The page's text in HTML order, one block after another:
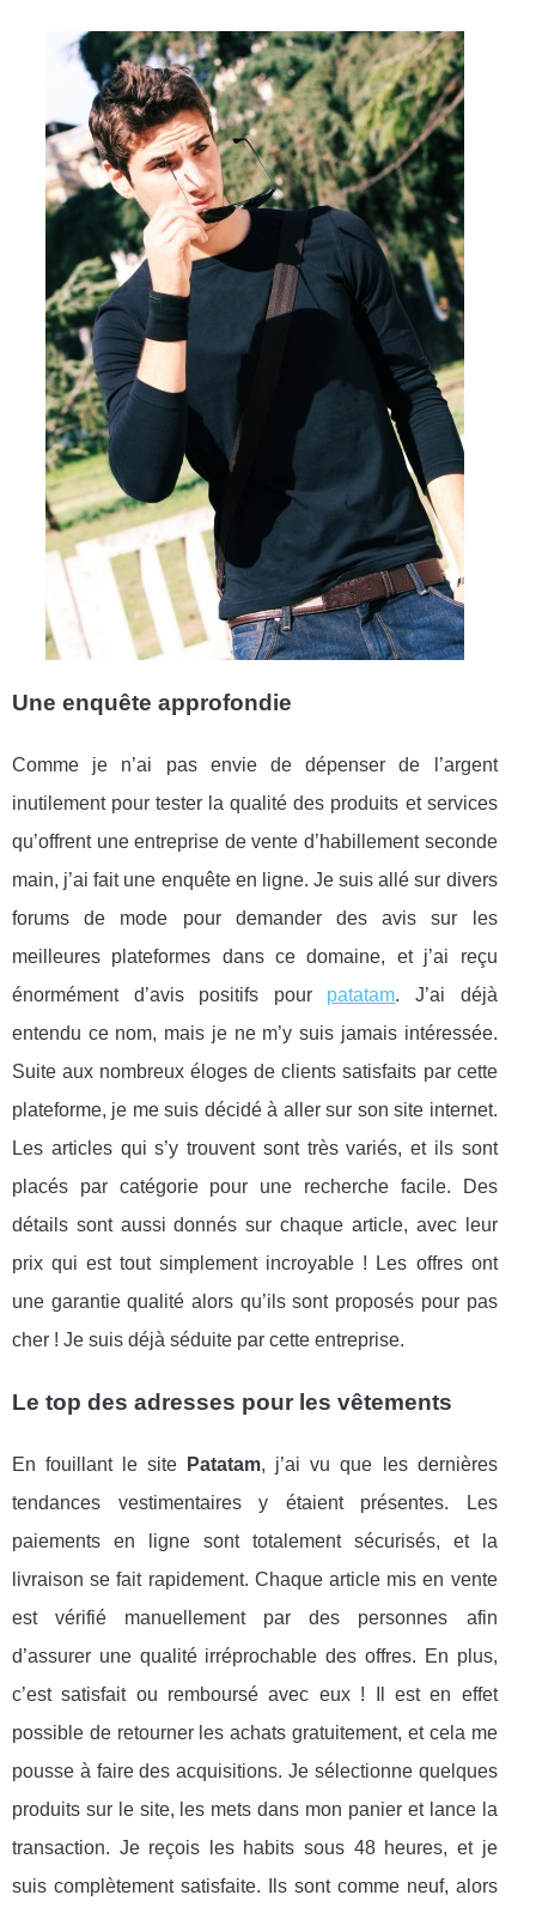
Une enquête approfondie
Comme je n’ai pas envie de dépenser de l’argent
inutilement pour tester la qualité des produits et services
qu’offrent une entreprise de vente d’habillement seconde
main, j’ai fait une enquête en ligne. Je suis allé sur divers
forums de mode pour demander des avis sur les
meilleures plateformes dans ce domaine, et j’ai reçu
énormément d’avis positifs pour patatam. J’ai déjà
entendu ce nom, mais je ne m’y suis jamais intéressée.
Suite aux nombreux éloges de clients satisfaits par cette
plateforme, je me suis décidé à aller sur son site internet.
Les articles qui s’y trouvent sont très variés, et ils sont
placés par catégorie pour une recherche facile. Des
détails sont aussi donnés sur chaque article, avec leur
prix qui est tout simplement incroyable ! Les offres ont
une garantie qualité alors qu’ils sont proposés pour pas
cher ! Je suis déjà séduite par cette entreprise.
Le top des adresses pour les vêtements
En fouillant le site Patatam, j’ai vu que les dernières
tendances vestimentaires y étaient présentes. Les
paiements en ligne sont totalement sécurisés, et la
livraison se fait rapidement. Chaque article mis en vente
est vérifié manuellement par des personnes afin
d’assurer une qualité irréprochable des offres. En plus,
c’est satisfait ou remboursé avec eux ! Il est en effet
possible de retourner les achats gratuitement, et cela me
pousse à faire des acquisitions. Je sélectionne quelques
produits sur le site, les mets dans mon panier et lance la
transaction. Je reçois les habits sous 48 heures, et je
suis complètement satisfaite. Ils sont comme neuf, alors